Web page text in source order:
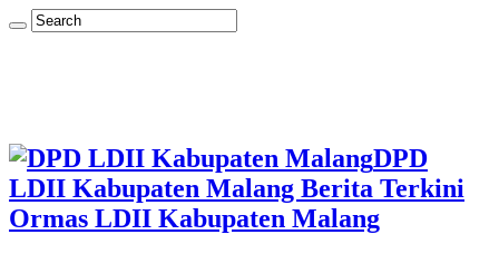
DPD
LDII Kabupaten Malang Berita Terkini
Ormas LDII Kabupaten Malang